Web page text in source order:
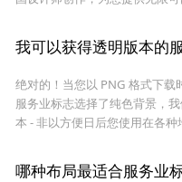
我可以获得透明版本的
绝对的！当您以 PNG 格式下
服务业标志选择了纯色背景，
本 - 非以方便日后您使用在各种
哪种布局最适合服务业